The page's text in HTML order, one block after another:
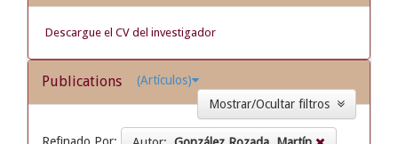
Descargue el CV del investigador
Publications
(Artículos)